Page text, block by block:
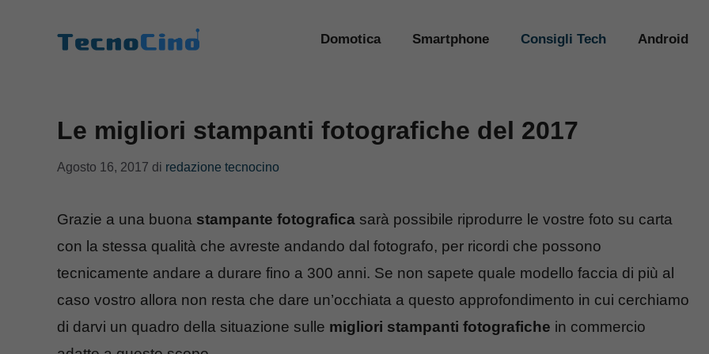
Domotica Smartphone Consigli Tech Android
Le migliori stampanti fotografiche del 2017
Agosto 16, 2017 di redazione tecnocino
Grazie a una buona stampante fotografica sarà possibile riprodurre le vostre foto su carta
con la stessa qualità che avreste andando dal fotografo, per ricordi che possono
tecnicamente andare a durare fino a 300 anni. Se non sapete quale modello faccia di più al
caso vostro allora non resta che dare un’occhiata a questo approfondimento in cui cerchiamo
di darvi un quadro della situazione sulle migliori stampanti fotografiche in commercio